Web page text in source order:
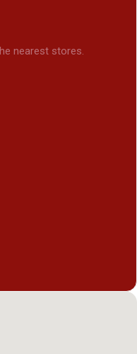
nearest stores.